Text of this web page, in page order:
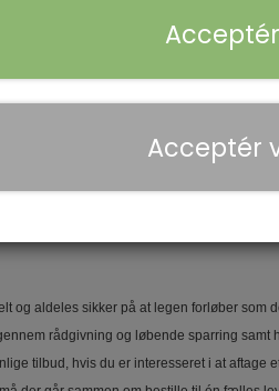
du nogensinde overvejet at det kan være
Jeg foretrækker dog klart at blive
aldeles sikker på at legen forløber som
rådgivning og løbende sparring
tilbud, hvis du er interesseret i at
Acceptér